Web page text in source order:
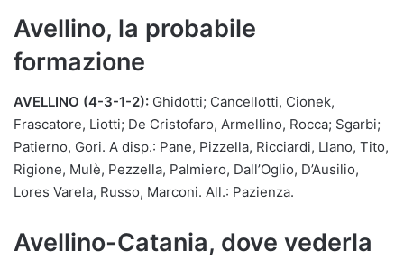
Avellino, la probabile
formazione
AVELLINO (4-3-1-2): Ghidotti; Cancellotti, Cionek,
Frascatore, Liotti; De Cristofaro, Armellino, Rocca; Sgarbi;
Patierno, Gori. A disp.: Pane, Pizzella, Ricciardi, Llano, Tito,
Rigione, Mulè, Pezzella, Palmiero, Dall’Oglio, D’Ausilio,
Lores Varela, Russo, Marconi. All.: Pazienza.
Avellino-Catania, dove vederla